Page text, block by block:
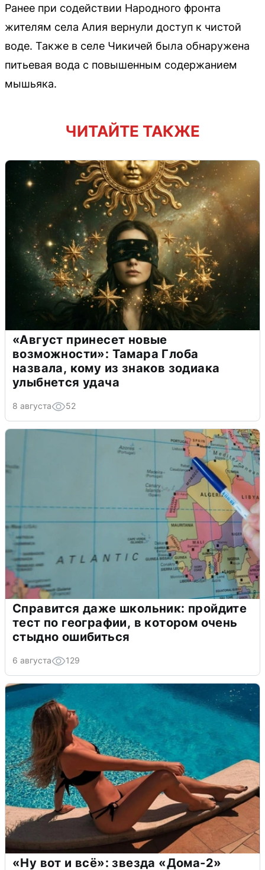
Ранее при содействии Народного фронта
жителям села Алия вернули доступ к чистой
воде. Также в селе Чикичей была обнаружена
питьевая вода с повышенным содержанием
мышьяка.
ЧИТАЙТЕ ТАКЖЕ
«Август принесет новые
возможности»: Тамара Глоба
назвала, кому из знаков зодиака
улыбнется удача
8 августа 52
Справится даже школьник: пройдите
тест по географии, в котором очень
стыдно ошибиться
6 августа 129
«Ну вот и всё»: звезда «Дома-2»